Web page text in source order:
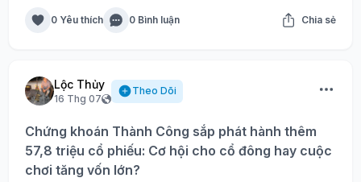
0 Yêu thích 0 Bình luận Chia sẻ
Lộc Thủy
16 Thg 07
Theo Dõi
Chứng khoán Thành Công sắp phát hành thêm
57,8 triệu cổ phiếu: Cơ hội cho cổ đông hay cuộc
chơi tăng vốn lớn?